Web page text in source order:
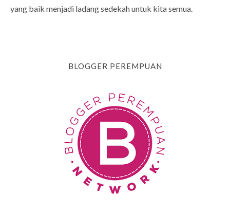
yang baik menjadi ladang sedekah untuk kita semua.
BLOGGER PEREMPUAN